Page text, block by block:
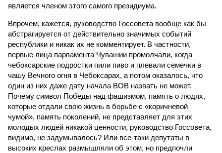
является членом этого самого президиума.
Впрочем, кажется, руководство Госсовета вообще как бы
абстрагируется от действительно значимых событий
республики и никак их не комментирует. В частности,
первые лица парламента Чувашии промолчали, когда
чебоксарские подростки пили пиво и плевали семечки в
чашу Вечного огня в Чебоксарах, а потом оказалось, что
один из них даже дату начала ВОВ назвать не может.
Почему символ Победы над фашизмом, память о людях,
которые отдали свою жизнь в борьбе с «коричневой
чумой», память поколений, не представляет для этих
молодых людей никакой ценности, руководство Госсовета,
видимо, не задумывалось? Или все-таки депутаты в
высоких креслах размышляли об этом, но предпочли